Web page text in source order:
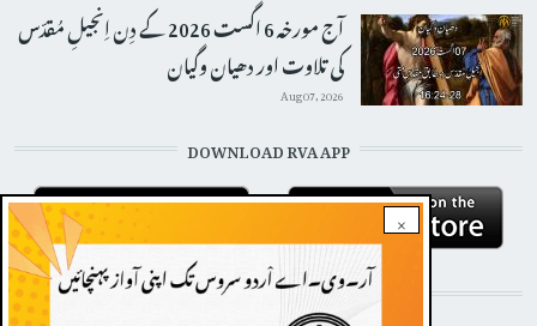
×
آج مورخہ 6 اگست 2026 کے دِن اِنجیلِ مُقدّس
کی تلاوت اور دھیان وگیان
Aug 07, 2026
DOWNLOAD RVA APP
STAY CONNECTED WITH US!